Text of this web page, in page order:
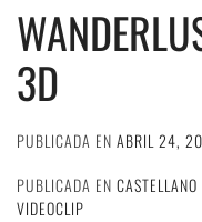
3D
PUBLICADA EN ABRIL 24,
PUBLICADA EN CASTELLANO
VIDEOCLIP